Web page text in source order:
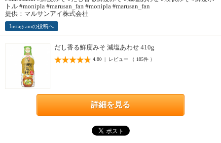
トル #monipla #marusan_fan #monipla #marusan_fan
提供：マルサンアイ株式会社
Instagramの投稿へ
だし香る鮮度みそ 減塩あわせ 410g
4.80 | レビュー （ 185件 ）
詳細を見る